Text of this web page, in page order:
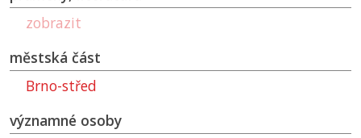
zobrazit
městská část
Brno-střed
významné osoby